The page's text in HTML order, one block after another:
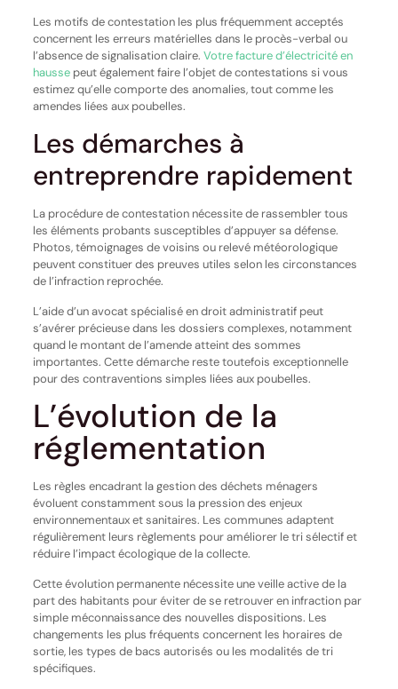
Les motifs de contestation les plus fréquemment acceptés
concernent les erreurs matérielles dans le procès-verbal ou
l’absence de signalisation claire. Votre facture d’électricité en
haussepeut également faire l’objet de contestations si vous
estimez qu’elle comporte des anomalies, tout comme les
amendes liées aux poubelles.
Les démarches à
entreprendre rapidement
La procédure de contestation nécessite de rassembler tous
les éléments probants susceptibles d’appuyer sa défense.
Photos, témoignages de voisins ou relevé météorologique
peuvent constituer des preuves utiles selon les circonstances
de l’infraction reprochée.
L’aide d’un avocat spécialisé en droit administratif peut
s’avérer précieuse dans les dossiers complexes, notamment
quand le montant de l’amende atteint des sommes
importantes. Cette démarche reste toutefois exceptionnelle
pour des contraventions simples liées aux poubelles.
L’évolution de la
réglementation
Les règles encadrant la gestion des déchets ménagers
évoluent constamment sous la pression des enjeux
environnementaux et sanitaires. Les communes adaptent
régulièrement leurs règlements pour améliorer le tri sélectif et
réduire l’impact écologique de la collecte.
Cette évolution permanente nécessite une veille active de la
part des habitants pour éviter de se retrouver en infraction par
simple méconnaissance des nouvelles dispositions. Les
changements les plus fréquents concernent les horaires de
sortie, les types de bacs autorisés ou les modalités de tri
spécifiques.